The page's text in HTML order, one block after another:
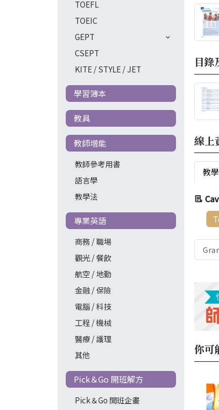
TOEFL
TOEIC
GEPT
CSEPT
KITE / STYLE / JET
學習簿本
教具
教師增能
教師參考用書
語言學
教學法
專業英語
商務 / 職場
觀光 / 餐飲
航空 / 地勤
金融 / 保險
電腦 / 科技
工程 / 機械
醫療 / 護理
其他
Pick＆Go 開班解方
Pick＆Go 開班企畫
目錄
線上
教
你可